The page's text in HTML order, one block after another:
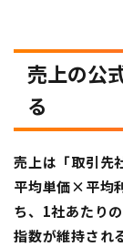
売上の公
る
売上は「取引
平均単価×平均
ち、1社あたり
指数が維持され